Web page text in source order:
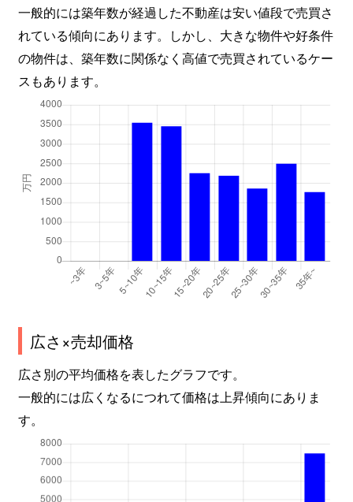
一般的には築年数が経過した不動産は安い値段で売買さ
れている傾向にあります。しかし、大きな物件や好条件
の物件は、築年数に関係なく高値で売買されているケー
スもあります。
広さ×売却価格
広さ別の平均価格を表したグラフです。
一般的には広くなるにつれて価格は上昇傾向にありま
す。